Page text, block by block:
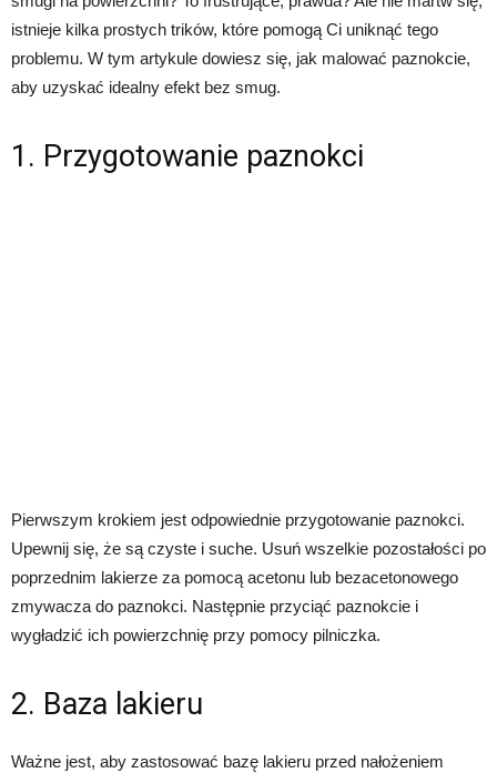
istnieje kilka prostych trików, które pomogą Ci uniknąć tego
problemu. W tym artykule dowiesz się, jak malować paznokcie,
aby uzyskać idealny efekt bez smug.
1. Przygotowanie paznokci
Pierwszym krokiem jest odpowiednie przygotowanie paznokci.
Upewnij się, że są czyste i suche. Usuń wszelkie pozostałości po
poprzednim lakierze za pomocą acetonu lub bezacetonowego
zmywacza do paznokci. Następnie przyciąć paznokcie i
wygładzić ich powierzchnię przy pomocy pilniczka.
2. Baza lakieru
Ważne jest, aby zastosować bazę lakieru przed nałożeniem